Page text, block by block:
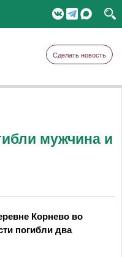
Сделать новость
мужчина и
Корнево во
погибли два